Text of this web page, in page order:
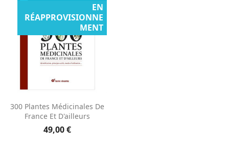
300 Plantes Médicinales De
France Et D'ailleurs
49,00 €
EN
RÉAPPROVISIONNE
MENT